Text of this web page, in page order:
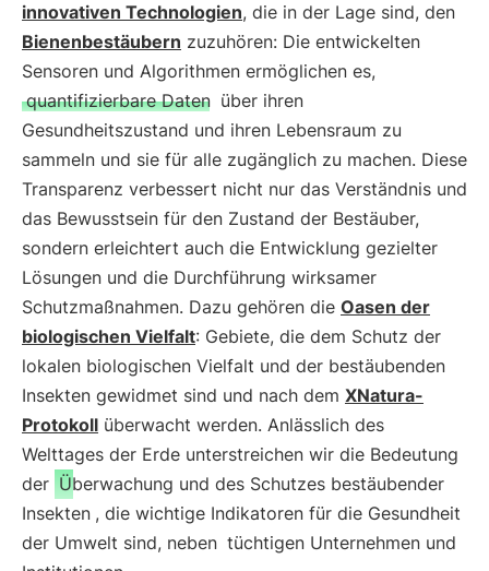
innovativen Technologien, die in der Lage sind, den
Bienenbestäubern zuzuhören: Die entwickelten
Sensoren und Algorithmen ermöglichen es,
quantifizierbare Daten über ihren
Gesundheitszustand und ihren Lebensraum zu
sammeln und sie für alle zugänglich zu machen. Diese
Transparenz verbessert nicht nur das Verständnis und
das Bewusstsein für den Zustand der Bestäuber,
sondern erleichtert auch die Entwicklung gezielter
Lösungen und die Durchführung wirksamer
Schutzmaßnahmen. Dazu gehören die Oasen der
biologischen Vielfalt: Gebiete, die dem Schutz der
lokalen biologischen Vielfalt und der bestäubenden
Insekten gewidmet sind und nach dem XNatura-
Protokoll überwacht werden. Anlässlich des
Welttages der Erde unterstreichen wir die Bedeutung
der Überwachung und des Schutzes bestäubender
Insekten , die wichtige Indikatoren für die Gesundheit
der Umwelt sind, neben tüchtigen Unternehmen und